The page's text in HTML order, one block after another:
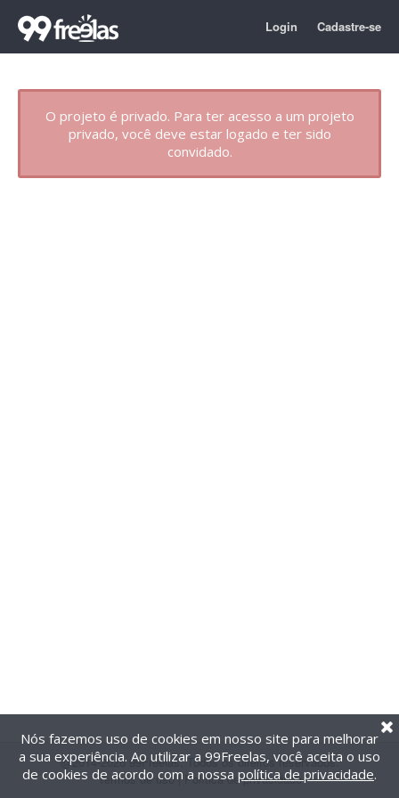
Login Cadastre-se
O projeto é privado. Para ter acesso a um projeto
privado, você deve estar logado e ter sido
convidado.
@2014-2026 99Freelas. Todos os direitos reservados.
Termos de uso| Política de privacidade
Nós fazemos uso de cookies em nosso site para melhorar
a sua experiência. Ao utilizar a 99Freelas, você aceita o uso
de cookies de acordo com a nossa política de privacidade.